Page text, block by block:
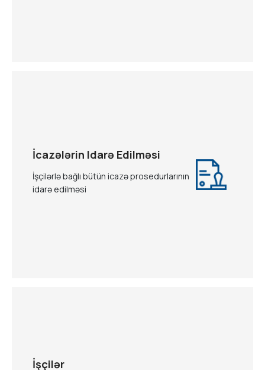
İcazələrin Idarə Edilməsi
İşçilərlə bağlı bütün icazə prosedurlarının
idarə edilməsi
İşçilər